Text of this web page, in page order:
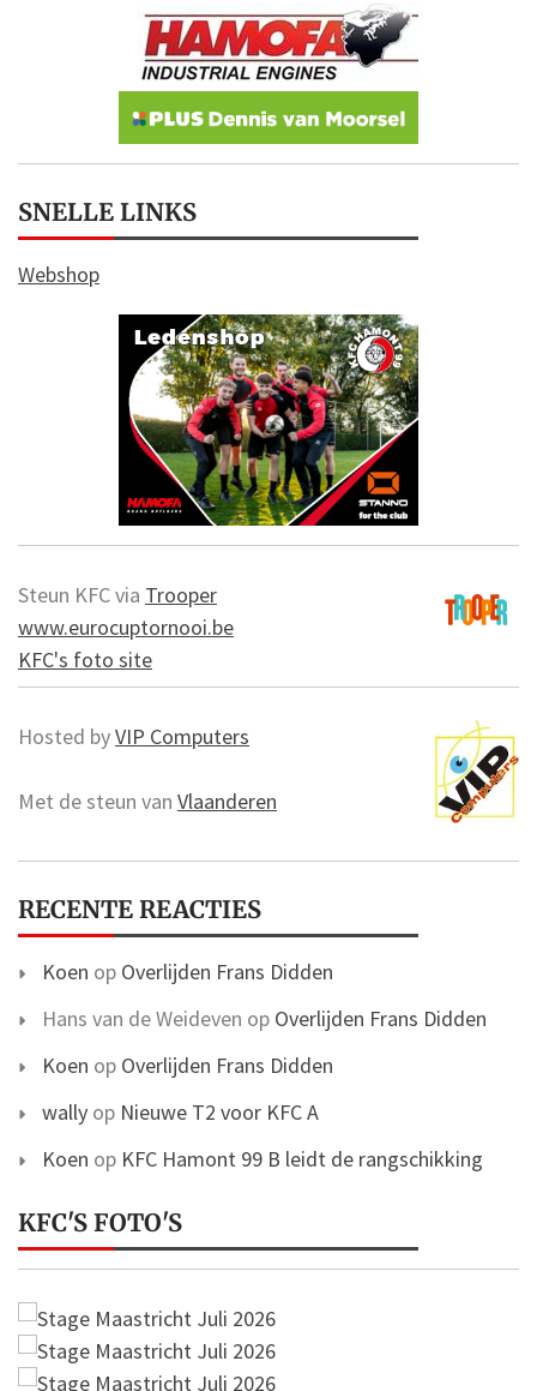
SNELLE LINKS
Webshop
Steun KFC via Trooper
www.eurocuptornooi.be
KFC's foto site
Hosted byVIP Computers
Met de steun van Vlaanderen
RECENTE REACTIES
Koen op Overlijden Frans Didden
Hans van de Weideven op Overlijden Frans Didden
Koen op Overlijden Frans Didden
wally op Nieuwe T2 voor KFC A
Koen op KFC Hamont 99 B leidt de rangschikking
KFC'S FOTO'S